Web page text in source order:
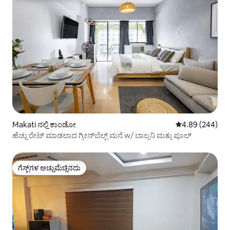
Makati ನಲ್ಲಿ ಕಾಂಡೋ 5 ರಲ್ಲಿ 4.89
4.89 (244)
ಹೆಚ್ಚು ರೇಟ್ ಮಾಡಲಾದ ಗ್ರೀನ್‌ಬೆಲ್ಟ್ ಮನೆ w/ ಬಾಲ್ಕನಿ ಮತ್ತು ಪೂಲ್
ಗೆಸ್ಟ್‌ಗಳ ಅಚ್ಚುಮೆಚ್ಚಿನದು
ಗೆಸ್ಟ್‌ಗಳ ಅಚ್ಚುಮೆಚ್ಚಿನದು